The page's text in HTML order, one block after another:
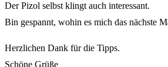
Der Pizol selbst klingt auch interessant.
Bin gespannt, wohin es mich das nächste
Herzlichen Dank für die Tipps.
Schöne Grüße